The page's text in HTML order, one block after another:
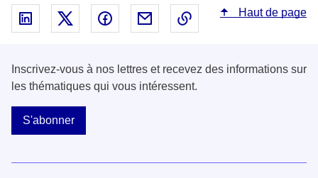
Partager sur Linked In - nouvelle fenêtre
Partager sur X - nouvelle fenêtre
Partager sur Facebook - nouvelle
Partager par email - nouvelle
Copier le lien dans le
Haut de page
Inscrivez-vous à nos lettres et recevez des informations sur
les thématiques qui vous intéressent.
S'abonner